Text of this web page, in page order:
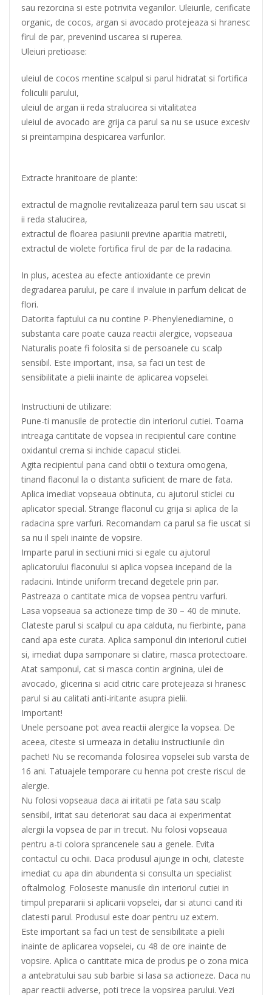
sau rezorcina si este potrivita veganilor. Uleiurile, cerificate
organic, de cocos, argan si avocado protejeaza si hranesc
firul de par, prevenind uscarea si ruperea.
Uleiuri pretioase:
uleiul de cocos mentine scalpul si parul hidratat si fortifica
foliculii parului,
uleiul de argan ii reda stralucirea si vitalitatea
uleiul de avocado are grija ca parul sa nu se usuce excesiv
si preintampina despicarea varfurilor.
Extracte hranitoare de plante:
extractul de magnolie revitalizeaza parul tern sau uscat si
ii reda stalucirea,
extractul de floarea pasiunii previne aparitia matretii,
extractul de violete fortifica firul de par de la radacina.
In plus, acestea au efecte antioxidante ce previn
degradarea parului, pe care il invaluie in parfum delicat de
flori.
Datorita faptului ca nu contine P-Phenylenediamine, o
substanta care poate cauza reactii alergice, vopseaua
Naturalis poate fi folosita si de persoanele cu scalp
sensibil. Este important, insa, sa faci un test de
sensibilitate a pielii inainte de aplicarea vopselei.
Instructiuni de utilizare:
Pune-ti manusile de protectie din interiorul cutiei. Toarna
intreaga cantitate de vopsea in recipientul care contine
oxidantul crema si inchide capacul sticlei.
Agita recipientul pana cand obtii o textura omogena,
tinand flaconul la o distanta suficient de mare de fata.
Aplica imediat vopseaua obtinuta, cu ajutorul sticlei cu
aplicator special. Strange flaconul cu grija si aplica de la
radacina spre varfuri. Recomandam ca parul sa fie uscat si
sa nu il speli inainte de vopsire.
Imparte parul in sectiuni mici si egale cu ajutorul
aplicatorului flaconului si aplica vopsea incepand de la
radacini. Intinde uniform trecand degetele prin par.
Pastreaza o cantitate mica de vopsea pentru varfuri.
Lasa vopseaua sa actioneze timp de 30 – 40 de minute.
Clateste parul si scalpul cu apa calduta, nu fierbinte, pana
cand apa este curata. Aplica samponul din interiorul cutiei
si, imediat dupa samponare si clatire, masca protectoare.
Atat samponul, cat si masca contin arginina, ulei de
avocado, glicerina si acid citric care protejeaza si hranesc
parul si au calitati anti-iritante asupra pielii.
Important!
Unele persoane pot avea reactii alergice la vopsea. De
aceea, citeste si urmeaza in detaliu instructiunile din
pachet! Nu se recomanda folosirea vopselei sub varsta de
16 ani. Tatuajele temporare cu henna pot creste riscul de
alergie.
Nu folosi vopseaua daca ai iritatii pe fata sau scalp
sensibil, iritat sau deteriorat sau daca ai experimentat
alergii la vopsea de par in trecut. Nu folosi vopseaua
pentru a-ti colora sprancenele sau a genele. Evita
contactul cu ochii. Daca produsul ajunge in ochi, clateste
imediat cu apa din abundenta si consulta un specialist
oftalmolog. Foloseste manusile din interiorul cutiei in
timpul prepararii si aplicarii vopselei, dar si atunci cand iti
clatesti parul. Produsul este doar pentru uz extern.
Este important sa faci un test de sensibilitate a pielii
inainte de aplicarea vopselei, cu 48 de ore inainte de
vopsire. Aplica o cantitate mica de produs pe o zona mica
a antebratului sau sub barbie si lasa sa actioneze. Daca nu
apar reactii adverse, poti trece la vopsirea parului. Vezi